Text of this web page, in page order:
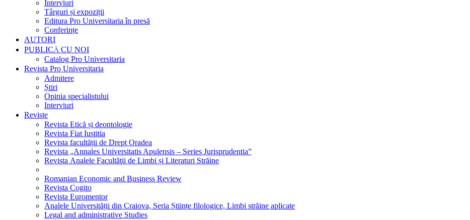
Interviuri
Târguri și expoziții
Editura Pro Universitaria în presă
Conferințe
AUTORI
PUBLICĂ CU NOI
Catalog Pro Universitaria
Revista Pro Universitaria
Admitere
Știri
Opinia specialistului
Interviuri
Reviste
Revista Etică și deontologie
Revista Fiat Iustitia
Revista facultății de Drept Oradea
Revista „Annales Universitatis Apulensis – Series Jurisprudentia”
Revista Analele Facultăţii de Limbi și Literaturi Străine
Romanian Economic and Business Review
Revista Cogito
Revista Euromentor
Analele Universității din Craiova, Seria Științe filologice, Limbi străine aplicate
Legal and administrative Studies